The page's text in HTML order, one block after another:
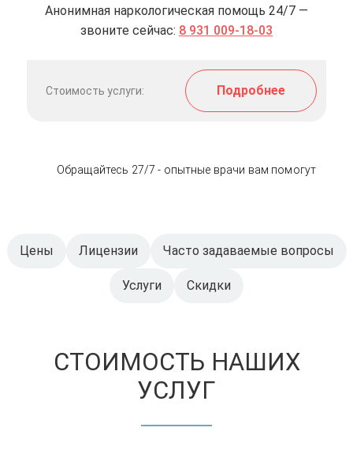
Анонимная наркологическая помощь 24/7 —
звоните сейчас: 8 931 009-18-03
Стоимость услуги: Подробнее
Обращайтесь 27/7 - опытные врачи вам помогут
Цены Лицензии Часто задаваемые вопросы
Услуги Скидки
СТОИМОСТЬ НАШИХ
УСЛУГ